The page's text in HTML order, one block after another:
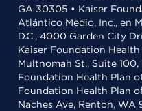
GA 30305 • Kaiser
Atlántico Medio, Inc., en
D.C., 4000 Garden City
Kaiser Foundation
Multnomah St., Suite
Foundation Health Plan
Foundation Health Plan
Naches Ave, Renton, WA